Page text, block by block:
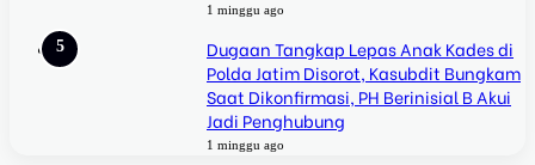
1 minggu ago
Dugaan Tangkap Lepas Anak Kades di
Polda Jatim Disorot, Kasubdit Bungkam
Saat Dikonfirmasi, PH Berinisial B Akui
Jadi Penghubung
1 minggu ago